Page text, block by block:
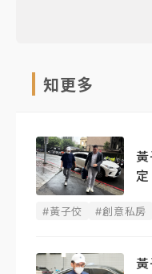
知更多
#黃子佼 #創意私房